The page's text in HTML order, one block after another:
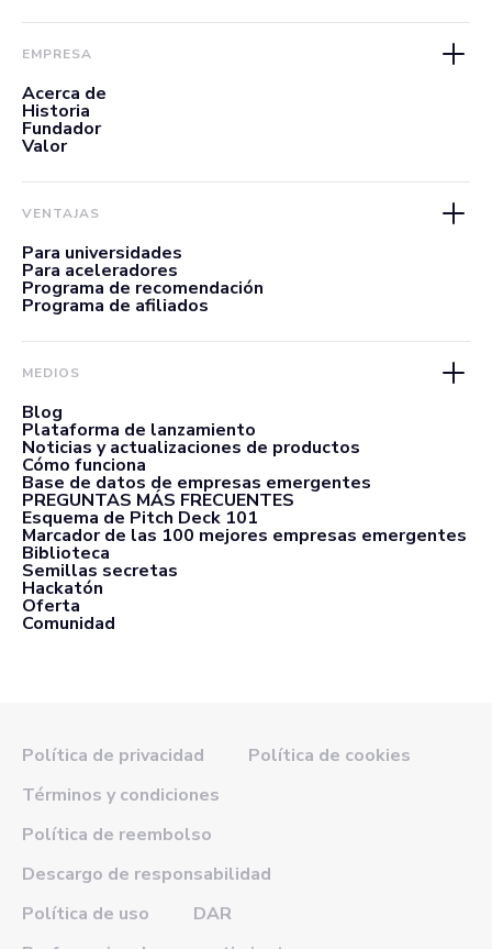
EMPRESA
Acerca de
Historia
Fundador
Valor
VENTAJAS
Para universidades
Para aceleradores
Programa de recomendación
Programa de afiliados
MEDIOS
Blog
Plataforma de lanzamiento
Noticias y actualizaciones de productos
Cómo funciona
Base de datos de empresas emergentes
PREGUNTAS MÁS FRECUENTES
Esquema de Pitch Deck 101
Marcador de las 100 mejores empresas emergentes
Biblioteca
Semillas secretas
Hackatón
Oferta
Comunidad
Política de privacidad
Política de cookies
Términos y condiciones
Política de reembolso
Descargo de responsabilidad
Política de uso
DAR